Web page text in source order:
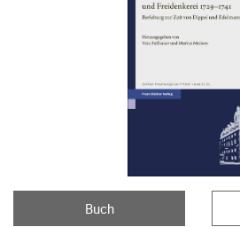
Buch